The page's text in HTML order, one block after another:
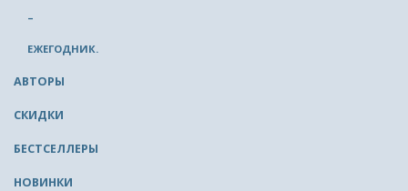
–
ЕЖЕГОДНИК.
АВТОРЫ
СКИДКИ
БЕСТСЕЛЛЕРЫ
НОВИНКИ